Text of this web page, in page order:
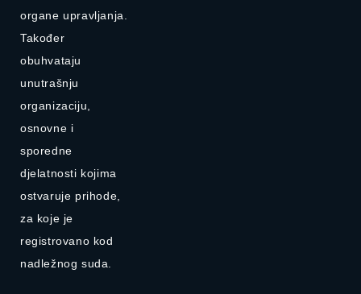
organe upravljanja.
Također
obuhvataju
unutrašnju
organizaciju,
osnovne i
sporedne
djelatnosti kojima
ostvaruje prihode,
za koje je
registrovano kod
nadležnog suda.